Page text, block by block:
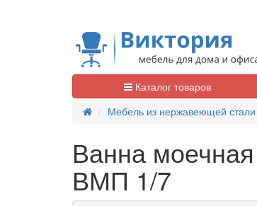
Каталог товаров
Мебель из нержавеющей стали
Ванна
ВМП 1/7